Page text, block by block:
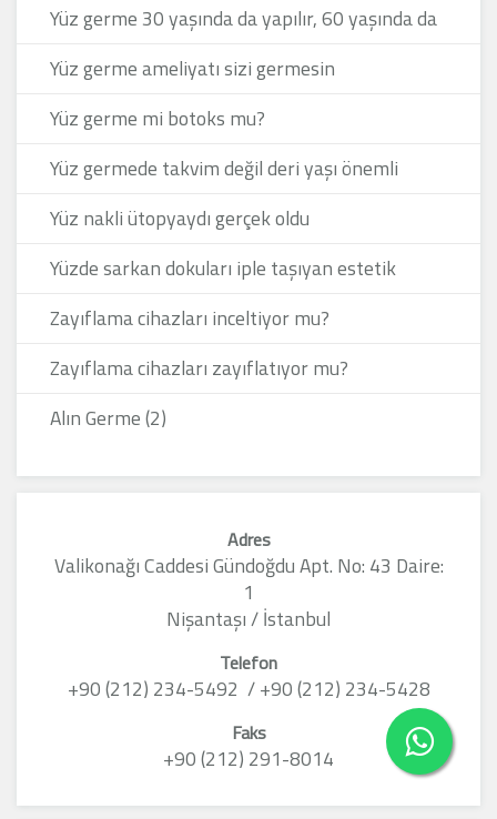
Yüz germe 30 yaşında da yapılır, 60 yaşında da
Yüz germe ameliyatı sizi germesin
Yüz germe mi botoks mu?
Yüz germede takvim değil deri yaşı önemli
Yüz nakli ütopyaydı gerçek oldu
Yüzde sarkan dokuları iple taşıyan estetik
Zayıflama cihazları inceltiyor mu?
Zayıflama cihazları zayıflatıyor mu?
Alın Germe (2)
Adres
Valikonağı Caddesi Gündoğdu Apt. No: 43 Daire:
1
Nişantaşı / İstanbul
Telefon
+90 (212) 234-5492 / +90 (212) 234-5428
Faks
+90 (212) 291-8014